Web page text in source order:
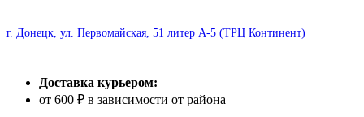
г. Донецк, ул. Первомайская, 51 литер А-5 (ТРЦ Континент)
Доставка курьером:
от 600 ₽ в зависимости от района